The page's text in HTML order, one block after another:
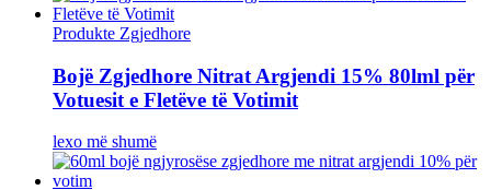
Produkte Zgjedhore
Bojë Zgjedhore Nitrat Argjendi 15% 80lml për
Votuesit e Fletëve të Votimit
lexo më shumë